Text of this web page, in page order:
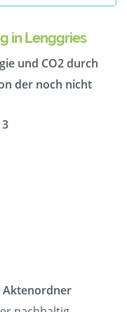
in Lenggries
und CO2 durch
der noch nicht
Aktenordner